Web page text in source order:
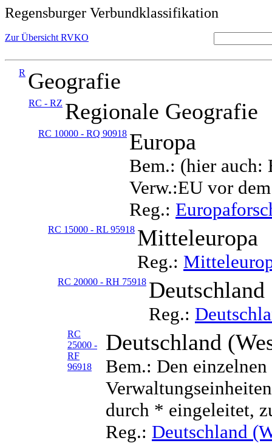
Regensburger Verbundklassifikation
Zur Übersicht RVKO
R Geografie
RC - RZ Regionale Geografie
RC 10000 - RQ 90918 Europa
Bem.: (hier auch:
Verw.:EU vor
Reg.:
RC 15000 - RL 95918 Mitteleuropa
Reg.:
RC 20000 - RH 75918 Deutschland
Reg.:
RC
25000 -
RF
96918
Deutschland
Bem.: Den
durch * eingeleitet,
Reg.: Deutschland